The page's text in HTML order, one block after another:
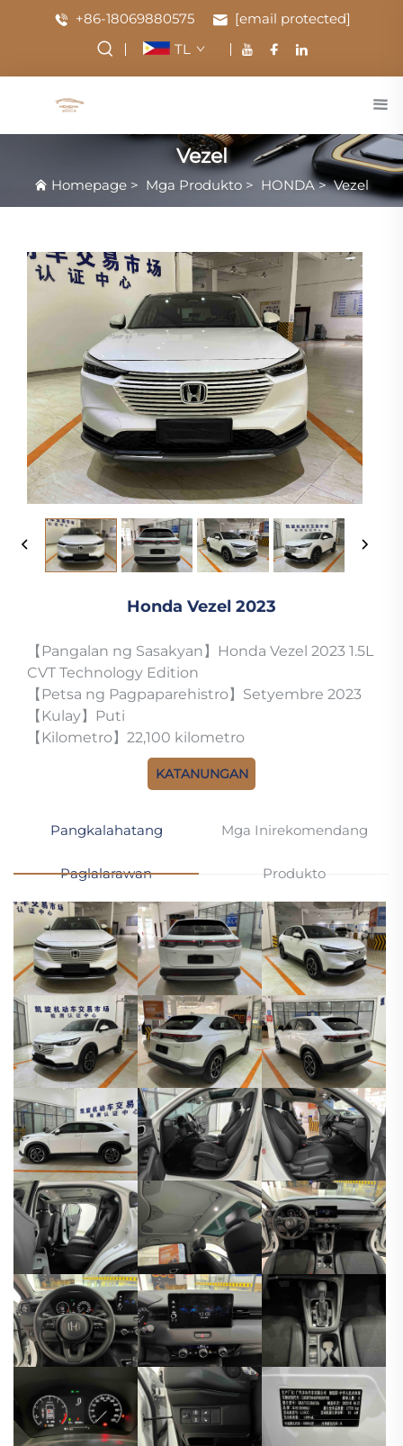
+86-18069880575
[email protected]
TL
Vezel
Homepage > Mga Produkto > HONDA>Vezel
Honda Vezel 2023
【Pangalan ng Sasakyan】Honda Vezel 2023 1.5L
CVT Technology Edition
【Petsa ng Pagpaparehistro】Setyembre 2023
【Kulay】Puti
【Kilometro】22,100 kilometro
KATANUNGAN
Pangkalahatang
Paglalarawan
Mga Inirekomendang
Produkto